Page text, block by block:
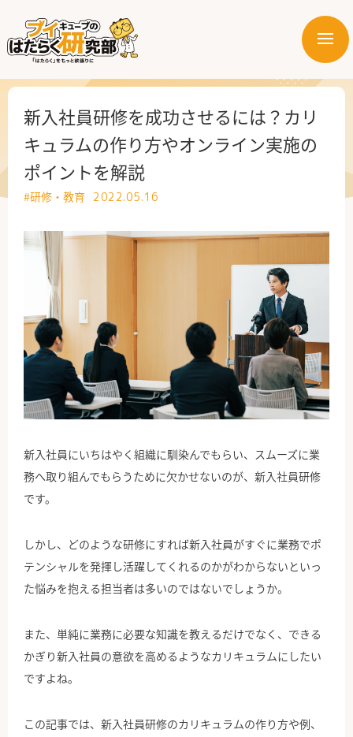
メ
ー
はたらく部署
はたらく課題
はたらく製品・サービス
公式X
公式Facebook
新入社員研修を成功させるには？カリ
キュラムの作り方やオンライン実施の
ポイントを解説
#研修・教育 2022.05.16
新入社員にいちはやく組織に馴染んでもらい、スムーズに業
務へ取り組んでもらうために欠かせないのが、新入社員研修
です。
しかし、どのような研修にすれば新入社員がすぐに業務でポ
テンシャルを発揮し活躍してくれるのかがわからないといっ
た悩みを抱える担当者は多いのではないでしょうか。
また、単純に業務に必要な知識を教えるだけでなく、できる
かぎり新入社員の意欲を高めるようなカリキュラムにしたい
ですよね。
この記事では、新入社員研修のカリキュラムの作り方や例、